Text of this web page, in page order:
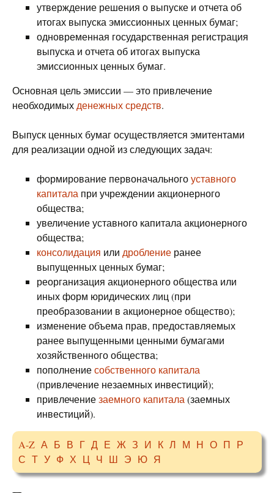
утверждение решения о выпуске и отчета об
итогах выпуска эмиссионных ценных бумаг;
одновременная государственная регистрация
выпуска и отчета об итогах выпуска
эмиссионных ценных бумаг.
Основная цель эмиссии — это привлечение
необходимых денежных средств.
Выпуск ценных бумаг осуществляется эмитентами
для реализации одной из следующих задач:
формирование первоначальногоуставного
капитала при учреждении акционерного
общества;
увеличение уставного капитала акционерного
общества;
консолидация или дробление ранее
выпущенных ценных бумаг;
реорганизация акционерного общества или
иных форм юридических лиц (при
преобразовании в акционерное общество);
изменение объема прав, предоставляемых
ранее выпущенными ценными бумагами
хозяйственного общества;
пополнениесобственного капитала
(привлечение незаемных инвестиций);
привлечениезаемного капитала (заемных
инвестиций).
A-Z А Б В Г Д Е Ж З И К Л М Н О П Р
С Т У Ф Х Ц Ч Ш Э Ю Я